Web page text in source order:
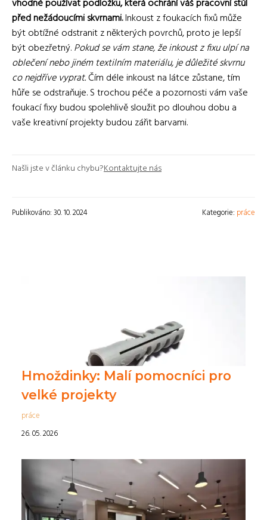
vhodné používat podložku, která ochrání váš pracovní stůl
před nežádoucími skvrnami.Inkoust z foukacích fixů může
být obtížné odstranit z některých povrchů, proto je lepší
být obezřetný.Pokud se vám stane, že inkoust z fixu ulpí na
oblečení nebo jiném textilním materiálu, je důležité skvrnu
co nejdříve vyprat.Čím déle inkoust na látce zůstane, tím
hůře se odstraňuje. S trochou péče a pozornosti vám vaše
foukací fixy budou spolehlivě sloužit po dlouhou dobu a
vaše kreativní projekty budou zářit barvami.
Našli jste v článku chybu?Kontaktujte nás
Publikováno: 30. 10. 2024 Kategorie: práce
Hmoždinky: Malí pomocníci pro
velké projekty
práce
26. 05. 2026